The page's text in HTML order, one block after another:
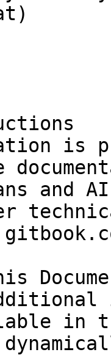
is
and
in